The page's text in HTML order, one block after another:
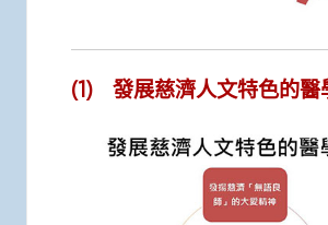
(1) 發展慈濟人文特色的醫